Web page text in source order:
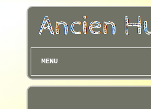
MENU